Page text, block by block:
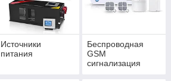
Источники
питания
Беспроводная
GSM
сигнализация